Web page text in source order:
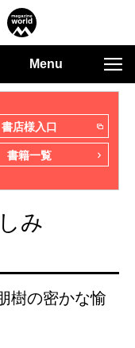
Menu
書店様入口
書籍一覧
み
樹の密かな愉